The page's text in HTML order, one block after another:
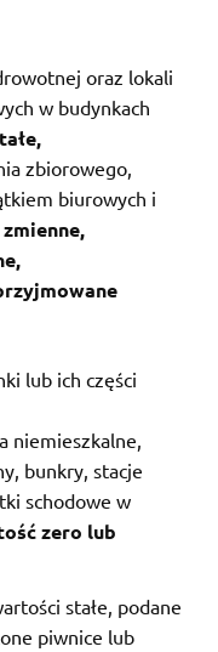
oraz lokali
w budynkach
zbiorowego,
biurowych i
lub ich części
niemieszkalne,
bunkry, stacje
schodowe w
zero lub
stałe, podane
piwnice lub